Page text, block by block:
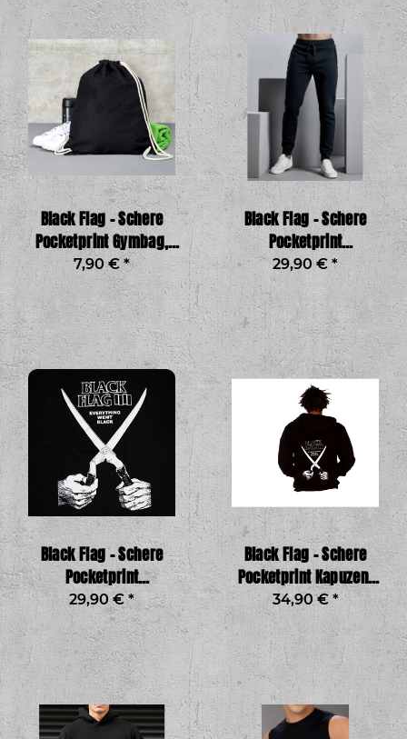
Black Flag – Schere
Pocketprint Gymbag,
schwarz
7,90 € *
Black Flag – Schere
Pocketprint
Jogginghose Boy,
29,90 € *
Black Flag – Schere
Pocketprint
Jogginghose Girl,
schwarz
29,90 €*
Black Flag – Schere
Pocketprint Kapuzen-
Zipper, schwarz
34,90 €*